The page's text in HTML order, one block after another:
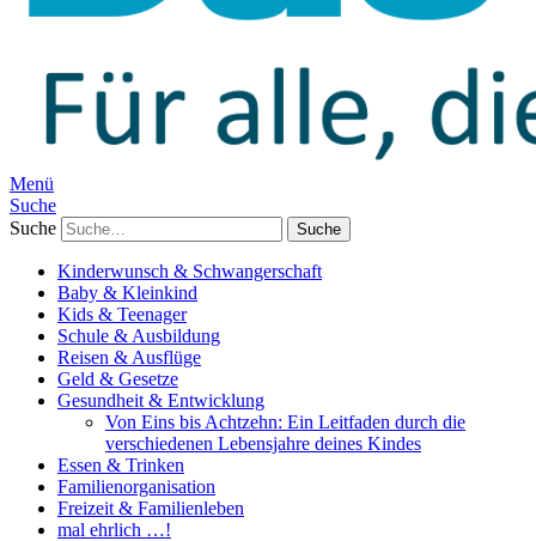
Menü
Suche
Suche
Kinderwunsch & Schwangerschaft
Baby & Kleinkind
Kids & Teenager
Schule & Ausbildung
Reisen & Ausflüge
Geld & Gesetze
Gesundheit & Entwicklung
Von Eins bis Achtzehn: Ein Leitfaden durch die
verschiedenen Lebensjahre deines Kindes
Essen & Trinken
Familienorganisation
Freizeit & Familienleben
mal ehrlich …!